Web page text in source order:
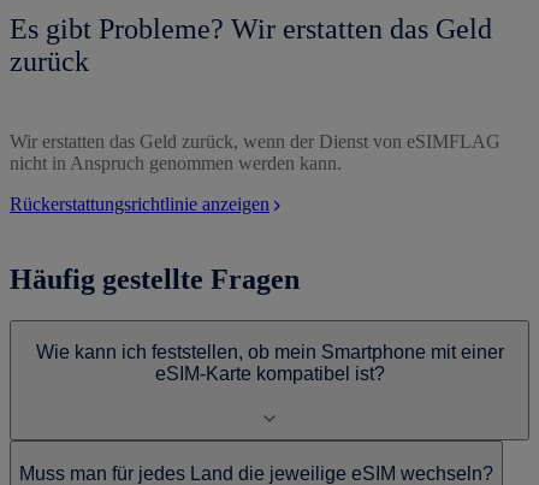
Es gibt Probleme? Wir erstatten das Geld
zurück
Wir erstatten das Geld zurück, wenn der Dienst von eSIMFLAG
nicht in Anspruch genommen werden kann.
Rückerstattungsrichtlinie anzeigen
Häufig gestellte Fragen
Wie kann ich feststellen, ob mein Smartphone mit einer
eSIM-Karte kompatibel ist?
Muss man für jedes Land die jeweilige eSIM wechseln?